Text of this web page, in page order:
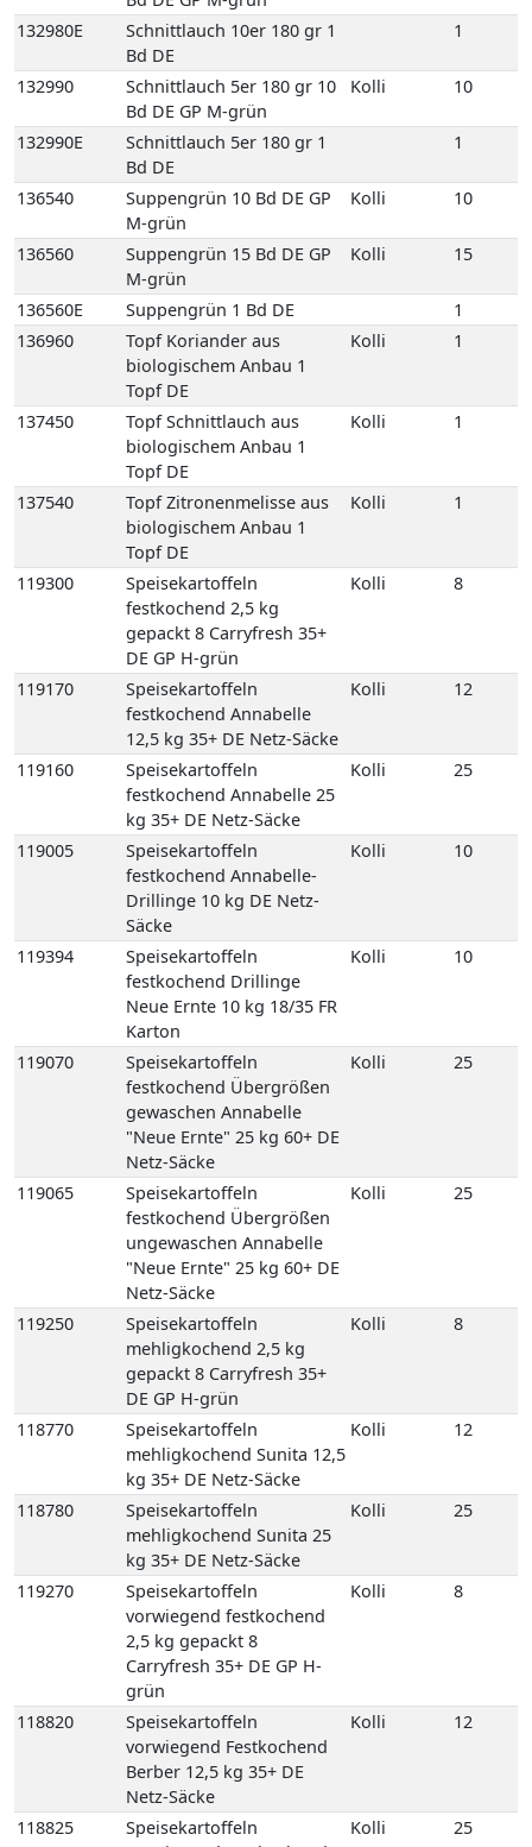
136560
Suppengrün 15 Bd DE GP
M-grün
Kolli 15
136560E Suppengrün 1 Bd DE
1
Topf Koriander aus
biologischem Anbau 1
Topf DE
137450
Topf Schnittlauch aus
biologischem Anbau 1
Topf DE
Kolli 1
137540
Topf Zitronenmelisse aus
biologischem Anbau 1
Topf DE
Kolli 1
119300
Speisekartoffeln
festkochend 2,5 kg
gepackt 8 Carryfresh 35+
DE GP H-grün
Kolli 8
Speisekartoffeln
festkochend Annabelle
12,5 kg 35+ DE Netz-Säcke
Speisekartoffeln
festkochend Annabelle 25
kg 35+ DE Netz-Säcke
Speisekartoffeln
festkochend Annabelle-
Drillinge 10 kg DE Netz-
Säcke
Speisekartoffeln
festkochend Drillinge
Neue Ernte 10 kg 18/35 FR
Karton
Speisekartoffeln
festkochend Übergrößen
gewaschen Annabelle
"Neue Ernte" 25 kg 60+ DE
Netz-Säcke
119065
Speisekartoffeln
festkochend Übergrößen
ungewaschen Annabelle
"Neue Ernte" 25 kg 60+ DE
Netz-Säcke
Kolli 25
Speisekartoffeln
mehligkochend 2,5 kg
gepackt 8 Carryfresh 35+
DE GP H-grün
118770
Speisekartoffeln
mehligkochend Sunita 12,5
kg 35+ DE Netz-Säcke
Kolli 12
Speisekartoffeln
mehligkochend Sunita 25
kg 35+ DE Netz-Säcke
Speisekartoffeln
vorwiegend festkochend
2,5 kg gepackt 8
Carryfresh 35+ DE GP H-
grün
Speisekartoffeln
vorwiegend Festkochend
Berber 12,5 kg 35+ DE
Netz-Säcke
118825
Speisekartoffeln
vorwiegend Festkochend
Berber 25 kg 35+ DE Netz-
Säcke
Kolli 25
Speisekartoffeln
vorwiegend festkochend
Quarta 12,5 kg 35+ DE
Netz-Säcke
Speisekartoffeln
vorwiegend festkochend